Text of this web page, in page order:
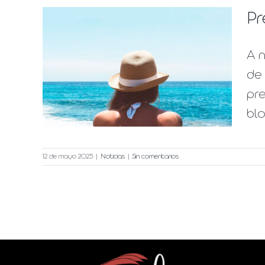
A
de
12 de mayo 2025 Noticias Sin comentarios